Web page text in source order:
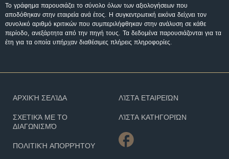
Το γράφημα παρουσιάζει το σύνολο όλων των αξιολογήσεων που
αποδόθηκαν στην εταιρεία ανά έτος. Η συγκεντρωτική εικόνα δείχνει τον
συνολικό αριθμό κριτικών που συμπεριλήφθηκαν στην ανάλυση σε κάθε
περίοδο, ανεξάρτητα από την πηγή τους. Τα δεδομένα παρουσιάζονται για τα
έτη για τα οποία υπήρχαν διαθέσιμες πλήρεις πληροφορίες.
ΑΡΧΙΚΉ ΣΕΛΊΔΑ
ΣΧΕΤΙΚΆ ΜΕ ΤΟ
ΔΙΑΓΩΝΙΣΜΌ
ΠΟΛΙΤΙΚΉ ΑΠΟΡΡΉΤΟΥ
ΛΊΣΤΑ ΕΤΑΙΡΕΙΏΝ
ΛΊΣΤΑ ΚΑΤΗΓΟΡΙΏΝ